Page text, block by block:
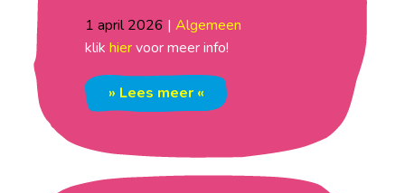
1 april 2026 | Algemeen
klik hiervoor meer info!
» Lees meer «